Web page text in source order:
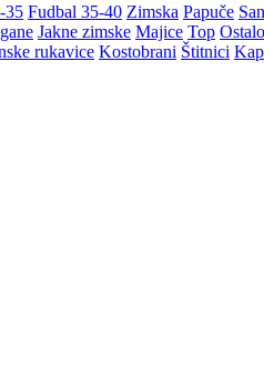
35 Fudbal 35-40 Zimska Papuče
Jakne zimske Majice Top Ostalo
rukavice Kostobrani Štitnici